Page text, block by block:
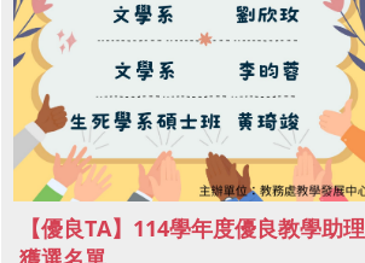
【優良TA】114學年度優良教學助理